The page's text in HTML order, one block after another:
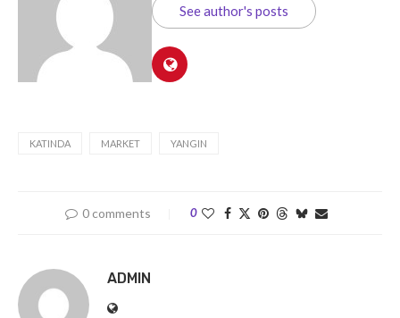
See author's posts
KATINDA MARKET YANGIN
0 comments 0
ADMIN